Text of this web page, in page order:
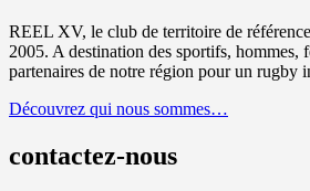
REEL XV, le club de territoire de
2005. A destination des sportifs, hommes,
partenaires de notre région pour un rugby
Découvrez qui nous sommes…
contactez-nous